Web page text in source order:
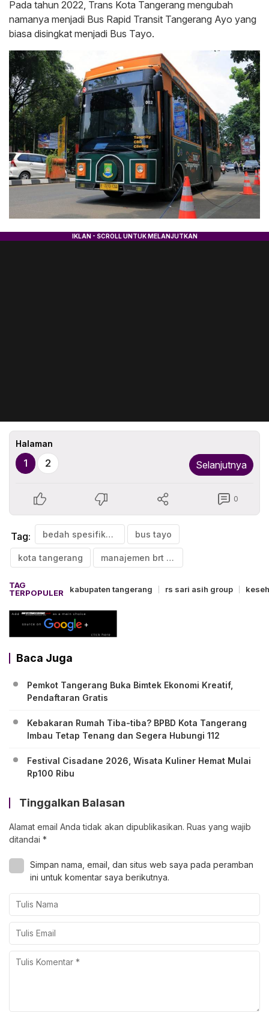
Pada tahun 2022, Trans Kota Tangerang mengubah
namanya menjadi Bus Rapid Transit Tangerang Ayo yang
biasa disingkat menjadi Bus Tayo.
Halaman
1 2 Selanjutnya
0
Tag: bedah spesifikasi bus tayo
kota tangerang manajemen brt lokal
TAG
TERPOPULER
kabupaten tangerang rs sari asih group
Baca Juga
Pemkot Tangerang Buka Bimtek Ekonomi Kreatif,
Pendaftaran Gratis
Kebakaran Rumah Tiba-tiba? BPBD Kota Tangerang
Imbau Tetap Tenang dan Segera Hubungi 112
Festival Cisadane 2026, Wisata Kuliner Hemat Mulai
Rp100 Ribu
Tinggalkan Balasan
Alamat email Anda tidak akan dipublikasikan. Ruas yang wajib
ditandai *
Simpan nama, email, dan situs web saya pada peramban
ini untuk komentar saya berikutnya.